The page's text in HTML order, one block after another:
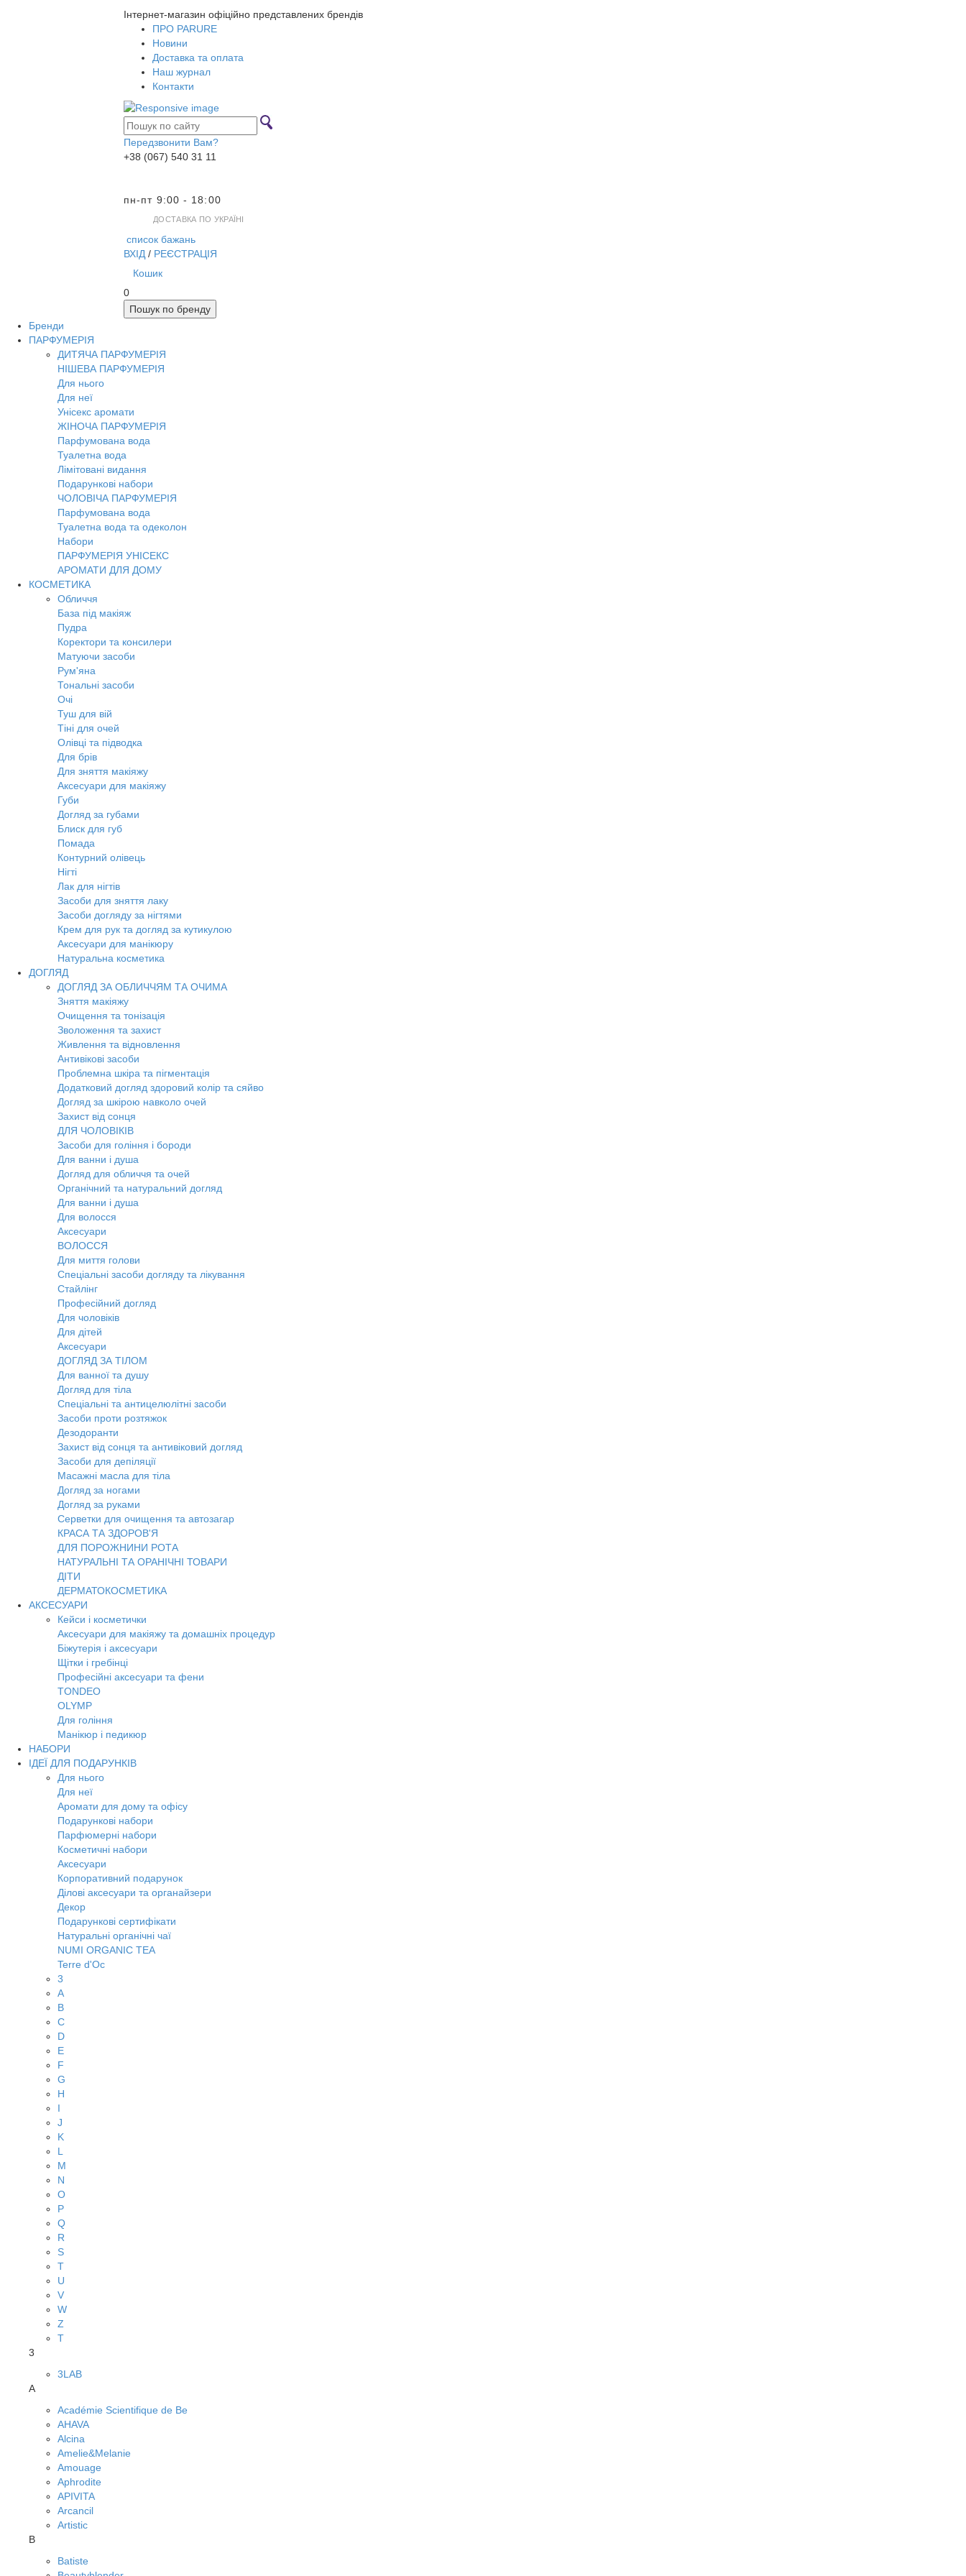
Інтернет-магазин офіційно представлених брендів
ПРО PARURE
Новини
Доставка та оплата
Наш журнал
Контакти
Передзвонити Вам?
+38 (067) 540 31 11
пн-пт 9:00 - 18:00
ДОСТАВКА ПО УКРАЇНІ
список бажань
ВХІД / РЕЄСТРАЦІЯ
Кошик
0
Пошук по бренду
Бренди
ПАРФУМЕРІЯ
ДИТЯЧА ПАРФУМЕРІЯ
НІШЕВА ПАРФУМЕРІЯ
Для нього
Для неї
Унісекс аромати
ЖІНОЧА ПАРФУМЕРІЯ
Парфумована вода
Туалетна вода
Лімітовані видання
Подарункові набори
ЧОЛОВІЧА ПАРФУМЕРІЯ
Парфумована вода
Туалетна вода та одеколон
Набори
ПАРФУМЕРІЯ УНІСЕКС
АРОМАТИ ДЛЯ ДОМУ
КОСМЕТИКА
Обличчя
База під макіяж
Пудра
Коректори та консилери
Матуючи засоби
Рум'яна
Тональні засоби
Очі
Туш для вій
Тіні для очей
Олівці та підводка
Для брів
Для зняття макіяжу
Аксесуари для макіяжу
Губи
Догляд за губами
Блиск для губ
Помада
Контурний олівець
Нігті
Лак для нігтів
Засоби для зняття лаку
Засоби догляду за нігтями
Крем для рук та догляд за кутикулою
Аксесуари для манікюру
Натуральна косметика
ДОГЛЯД
ДОГЛЯД ЗА ОБЛИЧЧЯМ ТА ОЧИМА
Зняття макіяжу
Очищення та тонізація
Зволоження та захист
Живлення та відновлення
Антивікові засоби
Проблемна шкіра та пігментація
Додатковий догляд здоровий колір та сяйво
Догляд за шкірою навколо очей
Захист від сонця
ДЛЯ ЧОЛОВІКІВ
Засоби для гоління і бороди
Для ванни і душа
Догляд для обличчя та очей
Органічний та натуральний догляд
Для ванни і душа
Для волосся
Аксесуари
ВОЛОССЯ
Для миття голови
Спеціальні засоби догляду та лікування
Стайлінг
Професійний догляд
Для чоловіків
Для дітей
Аксесуари
ДОГЛЯД ЗА ТІЛОМ
Для ванної та душу
Догляд для тіла
Спеціальні та антицелюлітні засоби
Засоби проти розтяжок
Дезодоранти
Захист від сонця та антивіковий догляд
Засоби для депіляції
Масажні масла для тіла
Догляд за ногами
Догляд за руками
Серветки для очищення та автозагар
КРАСА ТА ЗДОРОВ'Я
ДЛЯ ПОРОЖНИНИ РОТА
НАТУРАЛЬНІ ТА ОРАНІЧНІ ТОВАРИ
ДІТИ
ДЕРМАТОКОСМЕТИКА
АКСЕСУАРИ
Кейси і косметички
Аксесуари для макіяжу та домашніх процедур
Біжутерія і аксесуари
Щітки і гребінці
Професійні аксесуари та фени
TONDEO
OLYMP
Для гоління
Манікюр і педикюр
НАБОРИ
ІДЕЇ ДЛЯ ПОДАРУНКІВ
Для нього
Для неї
Аромати для дому та офісу
Подарункові набори
Парфюмерні набори
Косметичні набори
Аксесуари
Корпоративний подарунок
Ділові аксесуари та органайзери
Декор
Подарункові сертифікати
Натуральні органічні чаї
NUMI ORGANIC TEA
Terre d'Oc
3
A
B
C
D
E
F
G
H
I
J
K
L
M
N
O
P
Q
R
S
T
U
V
W
Z
Т
3
3LAB
A
Académie Scientifique de Be
AHAVA
Alcina
Amelie&Melanie
Amouage
Aphrodite
APIVITA
Arcancil
Artistic
B
Batiste